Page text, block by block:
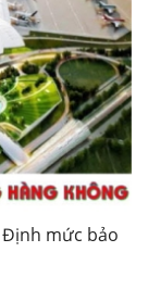
Định mức bảo